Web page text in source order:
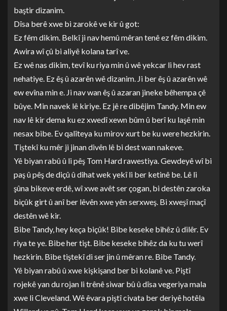
baştir dizanim.
Dîsa berê xwe bi zarokê ve kir û got:
Ez fêm dikim. Belkî ji nav hemû mêran tenê ez fêm dikim.
Awira wî çû bi aliyê kolana tarî ve.
Ez wê nas dikim, tevî ku riya min û wê yekcar li hev rast
nehatiye. Ez êş û azarên wê dizanim. Ji ber êş û azarên wê
ew evîna min e. Ji nav wan êş û azaran jineke bêhempa çê
bûye. Min navek lê kiriye. Ez jê re dibêjim Tandy. Min ew
nav lê kir dema ku ez xwedî xewn bûm û berî ku laşê min
nesax bibe. Ev qalîteya ku mirov xurt be ku were hezkirin.
Tiştekî ku mêr ji jinan divên lê bi dest wan nakeve.
Yê biyan rabû û li pêş Tom Hard rawestiya. Gewdeyê wî bi
paş û pêş de diçû û dihat wek yekî li ber ketinê be. Lê li
şûna bikeve erdê, wî xwe avêt ser çogan, bi destên zaroka
biçûk girt û anî ber lêvên xwe yên serxweş. Bi xweşî maçî
destên wê kir.
Bibe Tandy, hey keça biçûk! Bibe keseke bihêz û dilêr. Ev
riya te ye. Bibe her tişt. Bibe keseke bihêz da ku tu werî
hezkirin. Bibe tiştekî di ser jin û mêran re. Bibe Tandy.
Yê biyan rabû û xwe kişkişand ber bi kolanê ve. Piştî
rojekê yan du rojan li trênê siwar bû û dîsa vegeriya mala
xwe li Cleveland. Wê êvara piştî civata ber deriyê hotêla